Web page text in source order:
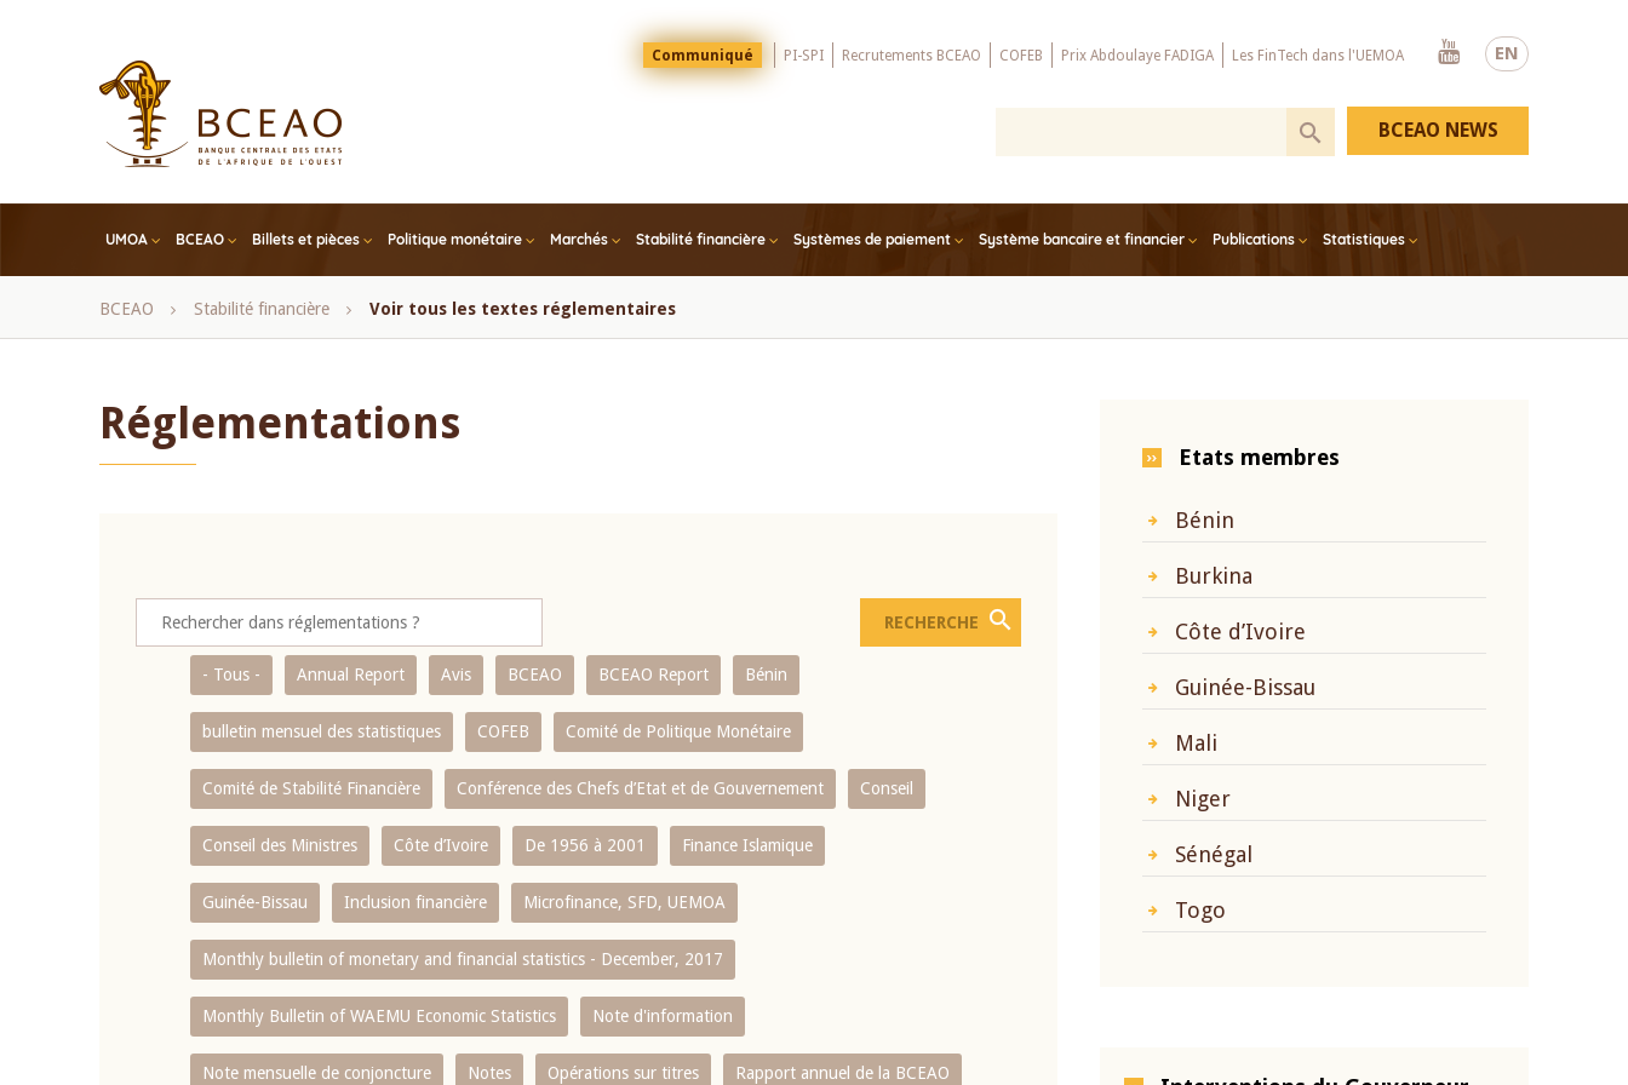
EN
Menu
Top
Communiqué PI-SPI Recrutements BCEAO COFEB Prix Abdoulaye FADIGA Les FinTech dans l'UEMOA
Youtube
UMOA BCEAO Billets et pièces Politique monétaire Marchés Stabilité financière Systèmes de paiement Système bancaire et financier Publications Statistiques
BCEAO NEWS
Fil
BCEAO Stabilité financière Voir tous les textes réglementaires
Réglementations
- Tous - Annual Report Avis BCEAO BCEAO Report Bénin
bulletin mensuel des statistiques COFEB Comité de Politique Monétaire
Comité de Stabilité Financière Conférence des Chefs d’Etat et de Gouvernement Conseil
Conseil des Ministres Côte d’Ivoire De 1956 à 2001 Finance Islamique
Guinée-Bissau Inclusion financière Microfinance, SFD, UEMOA
Monthly bulletin of monetary and financial statistics - December, 2017
Monthly Bulletin of WAEMU Economic Statistics Note d'information
Note mensuelle de conjoncture Notes Opérations sur titres Rapport annuel de la BCEAO
Etats membres
Bénin
Burkina
Côte d’Ivoire
Guinée-Bissau
Mali
Niger
Sénégal
Togo